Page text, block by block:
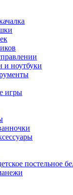
и ноутбуки
игры
постельное